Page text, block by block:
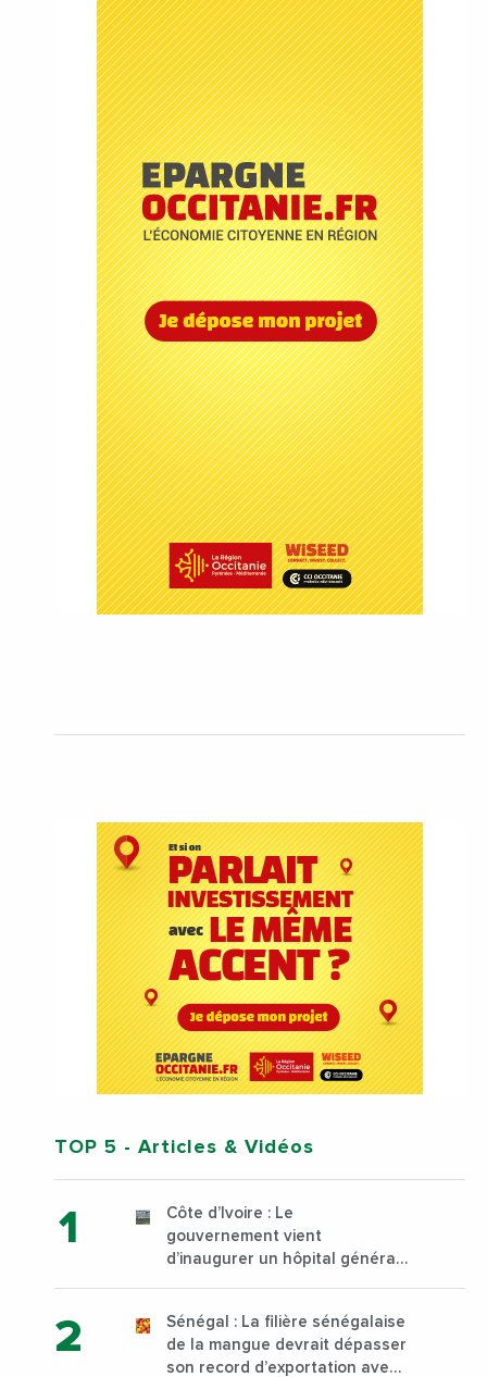
TOP 5 - Articles & Vidéos
Côte d’Ivoire : Le
gouvernement vient
d’inaugurer un hôpital général
Sénégal : La filière sénégalaise
de la mangue devrait dépasser
son record d’exportation avec